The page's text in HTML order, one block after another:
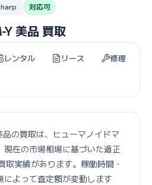
対応可
美品 買取
レンタル リース
修理
の買取は、ヒューマノイドマ
現在の市場相場に基づいた適正
実績があります。稼働時間・
よって査定額が変動します